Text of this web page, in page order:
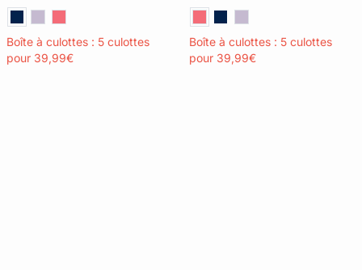
Boîte à culottes : 5 culottes
pour 39,99€
Boîte à culottes : 5 culottes
pour 39,99€